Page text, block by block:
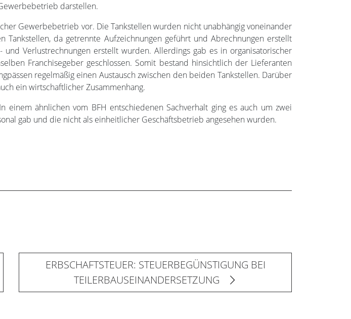
darstellen.
Gewerbebetrieb vor. Die Tankstellen wurden nicht unabhängig voneinander
da getrennte Aufzeichnungen geführt und Abrechnungen erstellt
Verlustrechnungen erstellt wurden. Allerdings gab es in organisatorischer
Franchisegeber geschlossen. Somit bestand hinsichtlich der Lieferanten
regelmäßig einen Austausch zwischen den beiden Tankstellen. Darüber
ein wirtschaftlicher Zusammenhang.
einem ähnlichen vom BFH entschiedenen Sachverhalt ging es auch um zwei
gab und die nicht als einheitlicher Geschäftsbetrieb angesehen wurden.
ERBSCHAFTSTEUER: STEUERBEGÜNSTIGUNG BEI
TEILERBAUSEINANDERSETZUNG